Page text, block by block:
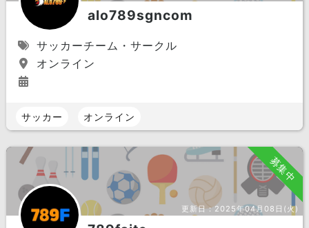
alo789sgncom
サッカーチーム・サークル
オンライン
サッカー オンライン
募集中
更新日：2025年04月08日(火)